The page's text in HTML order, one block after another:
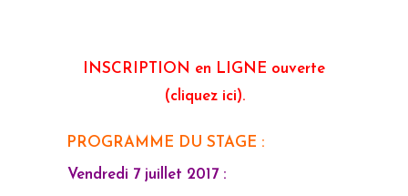
INSCRIPTION en LIGNE ouverte
(cliquez ici).
PROGRAMME DU STAGE :
Vendredi 7 juillet 2017 :